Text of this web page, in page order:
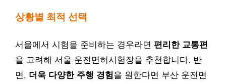
상황별 최적 선택
서울에서 시험을 준비하는 경우라면 편리한 교통편
을 고려해 서울 운전면허시험장을 추천합니다. 반
면, 더욱 다양한 주행 경험을 원한다면 부산 운전면